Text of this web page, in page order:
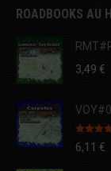
ROADBOOKS AU
3,49 €
Note 4.00
sur 5
6,11 €